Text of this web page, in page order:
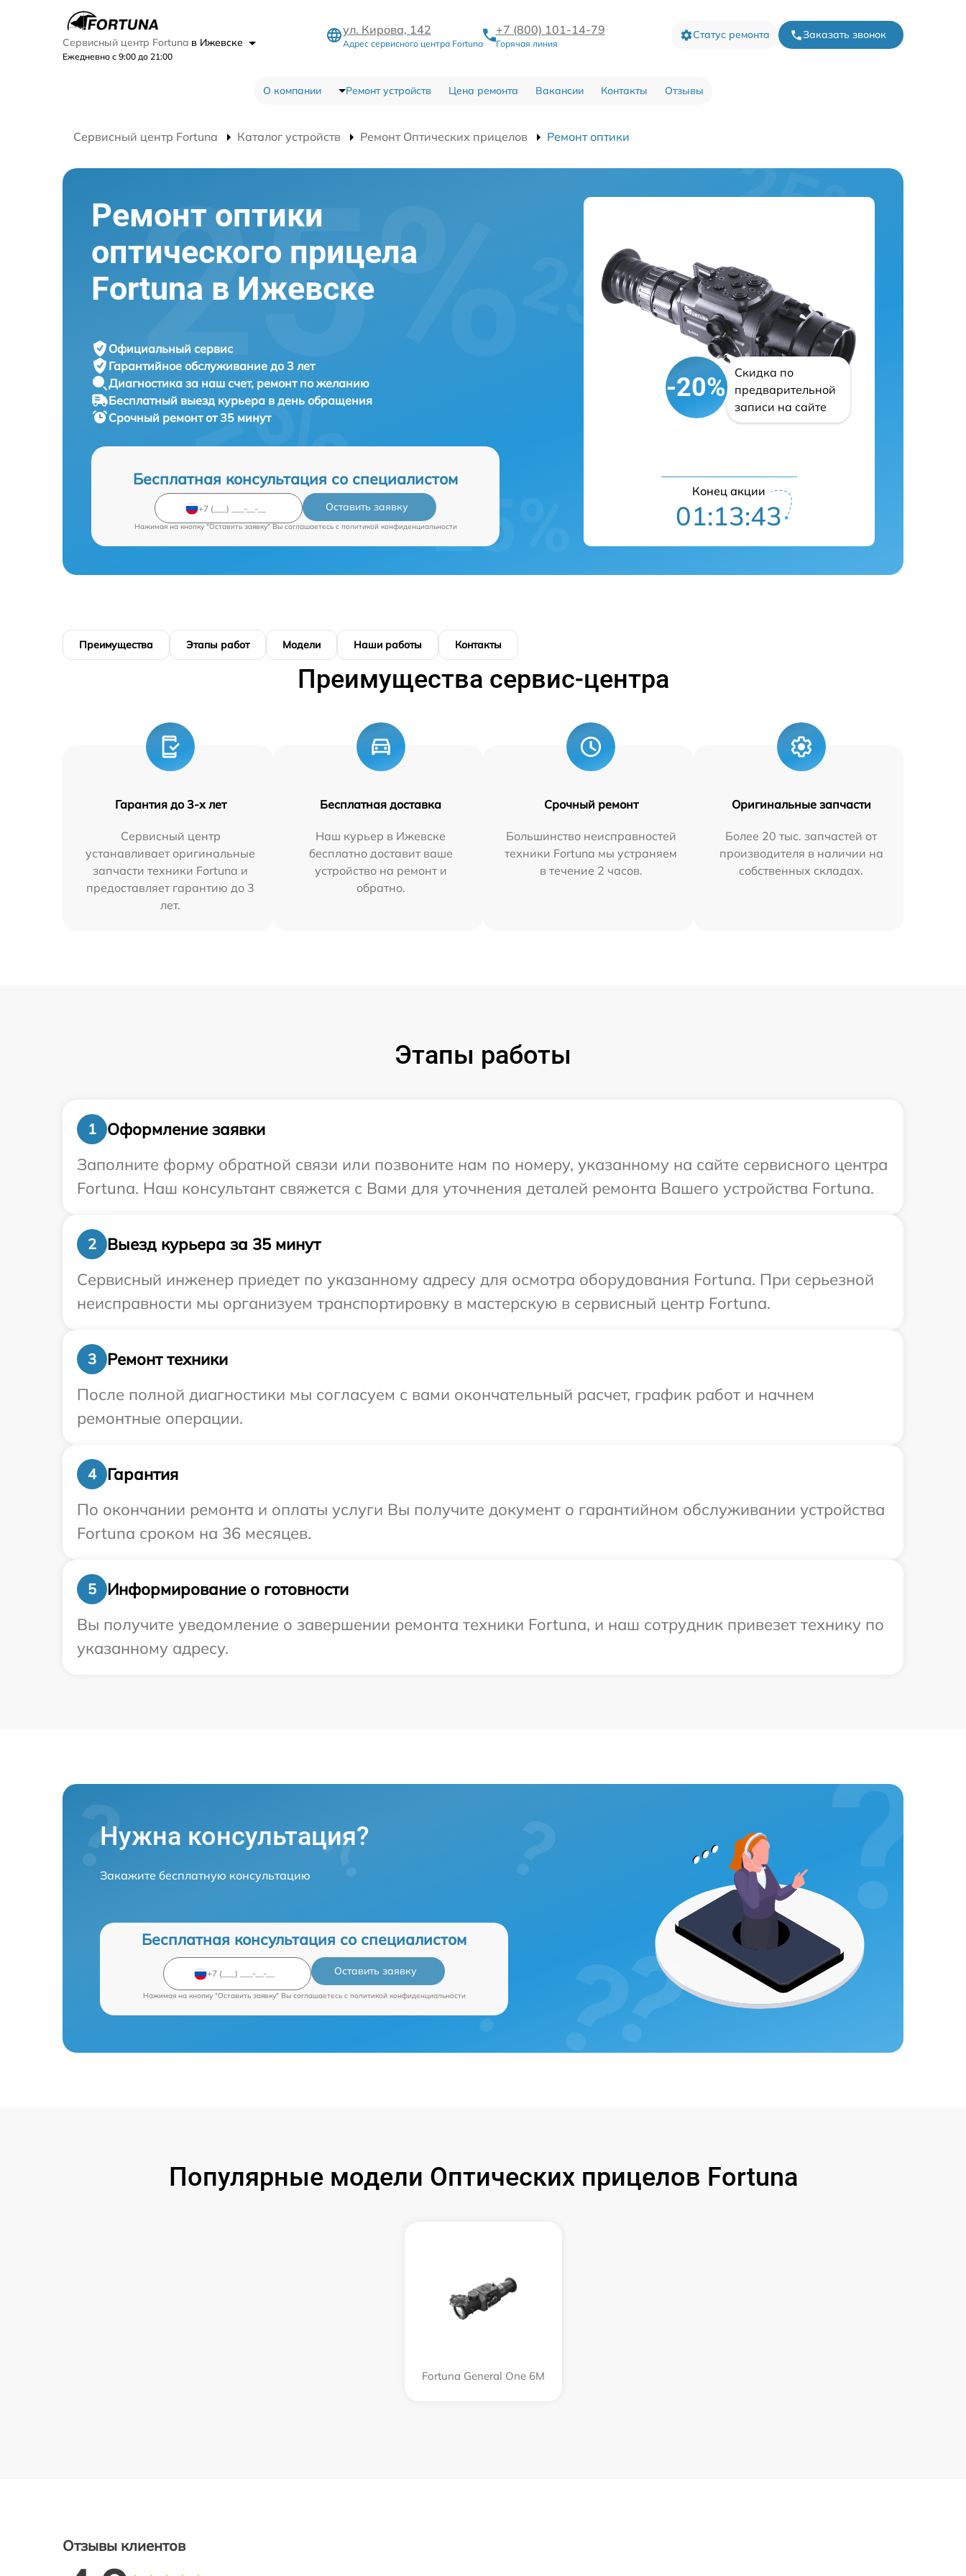
Сервисный центр Fortuna в Ижевске
Ежедневно с 9:00 до 21:00
ул. Кирова, 142
Адрес сервисного центра Fortuna
+7 (800) 101-14-79
Горячая линия
Статус ремонта Заказать звонок
О компании Ремонт устройств Цена ремонта Вакансии Контакты Отзывы
Сервисный центр Fortuna Каталог устройств Ремонт Оптических прицелов Ремонт оптики
Ремонт оптики
оптического прицела
Fortuna в Ижевске
Официальный сервис
Гарантийное обслуживание до 3 лет
Диагностика за наш счет, ремонт по желанию
Бесплатный выезд курьера в день обращения
Срочный ремонтот 35 минут
Бесплатная консультация со специалистом
Оставить заявку
Нажимая на кнопку "Оставить заявку" Вы соглашаетесь c политикой конфиденциальности
-20%
Скидка по
предварительной
записи на сайте
Конец акции
01:13:42
Преимущества Этапы работ Модели Наши работы Контакты
Преимущества сервис-центра
Гарантия до 3-х лет
Сервисный центр
устанавливает оригинальные
запчасти техники Fortuna и
предоставляет гарантию до 3
лет.
Бесплатная доставка
Наш курьер в Ижевске
бесплатно доставит ваше
устройство на ремонт и
обратно.
Срочный ремонт
Большинство неисправностей
техники Fortuna мы устраняем
в течение 2 часов.
Оригинальные запчасти
Более 20 тыс. запчастей от
производителя в наличии на
собственных складах.
Этапы работы
1
Оформление заявки
Заполните форму обратной связи или позвоните нам по номеру, указанному на сайте сервисного центра
Fortuna. Наш консультант свяжется с Вами для уточнения деталей ремонта Вашего устройства Fortuna.
2
Выезд курьера за 35 минут
Сервисный инженер приедет по указанному адресу для осмотра оборудования Fortuna. При серьезной
неисправности мы организуем транспортировку в мастерскую в сервисный центр Fortuna.
3
Ремонт техники
После полной диагностики мы согласуем с вами окончательный расчет, график работ и начнем
ремонтные операции.
4
Гарантия
По окончании ремонта и оплаты услуги Вы получите документ о гарантийном обслуживании устройства
Fortuna сроком на 36 месяцев.
5
Информирование о готовности
Вы получите уведомление о завершении ремонта техники Fortuna, и наш сотрудник привезет технику по
указанному адресу.
Нужна консультация?
Закажите бесплатную консультацию
Бесплатная консультация со специалистом
Оставить заявку
Нажимая на кнопку "Оставить заявку" Вы соглашаетесь c политикой конфиденциальности
Популярные модели Оптических прицелов Fortuna
Fortuna General One 6M
Отзывы клиентов